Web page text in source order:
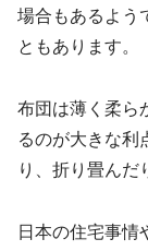
場合もあるよう
ともあります。
布団は薄く柔ら
るのが大きな利
り、折り畳んだ
日本の住宅事情